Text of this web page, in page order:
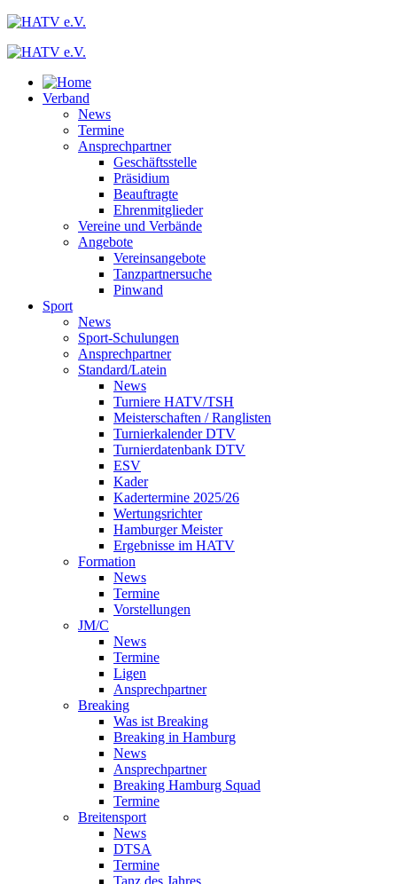
Verband
News
Termine
Ansprechpartner
Geschäftsstelle
Präsidium
Beauftragte
Ehrenmitglieder
Vereine und Verbände
Angebote
Vereinsangebote
Tanzpartnersuche
Pinwand
Sport
News
Sport-Schulungen
Ansprechpartner
Standard/Latein
News
Turniere HATV/TSH
Meisterschaften / Ranglisten
Turnierkalender DTV
Turnierdatenbank DTV
ESV
Kader
Kadertermine 2025/26
Wertungsrichter
Hamburger Meister
Ergebnisse im HATV
Formation
News
Termine
Vorstellungen
JM/C
News
Termine
Ligen
Ansprechpartner
Breaking
Was ist Breaking
Breaking in Hamburg
News
Ansprechpartner
Breaking Hamburg Squad
Termine
Breitensport
News
DTSA
Termine
Tanz des Jahres